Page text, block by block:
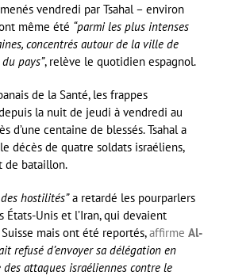
vendredi par Tsahal – environ
même été “parmi les plus intenses
concentrés autour de la ville de
pays”, relève le quotidien espagnol.
de la Santé, les frappes
la nuit de jeudi à vendredi au
d’une centaine de blessés. Tsahal a
décès de quatre soldats israéliens,
de bataillon.
hostilités”a retardé les pourparlers
Unis et l’Iran, qui devaient
mais ont été reportés,affirme Al-
refusé d’envoyer sa délégation en
attaques israéliennes contre le